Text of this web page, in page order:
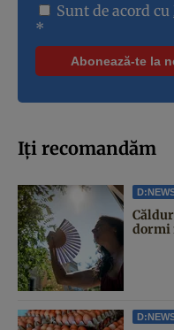
Sunt de acord cu
*
Iți recomandăm
dormi